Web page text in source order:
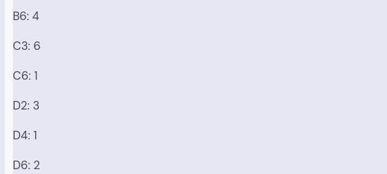
B6: 4
C3: 6
C6: 1
D2: 3
D4: 1
D6: 2